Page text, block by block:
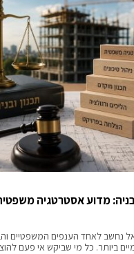
ובניה: מדוע אסטרטגיה
נחשב לאחד הענפים המשפטיים
ביותר. כל מי שביקש אי פעם